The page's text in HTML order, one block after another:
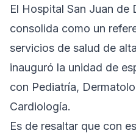
El Hospital San Juan de
consolida como un
servicios de salud de
inauguró la unidad de
con Pediatría,
Cardiología.
Es de resaltar que con